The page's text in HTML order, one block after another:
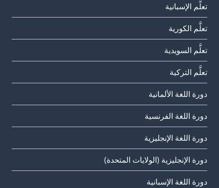
تعلَّم الإسبانية
تعلَّم الكورية
تعلَّم السويدية
تعلَّم التركية
دورة اللغة الألمانية
دورة اللغة الفرنسية
دورة اللغة الإنجليزية
دورة الإنجليزية (الولايات المتحدة)
دورة اللغة الإسبانية